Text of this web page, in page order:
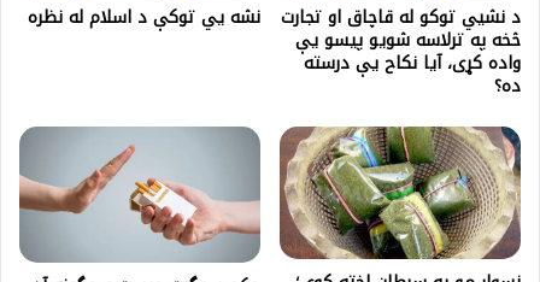
د نشیي توکو له قاچاق او تجارت
څخه په ترلاسه شويو پيسو يې
واده کړی، آيا نكاح يې درسته
ده؟
نشه یي توکې د اسلام له نظره